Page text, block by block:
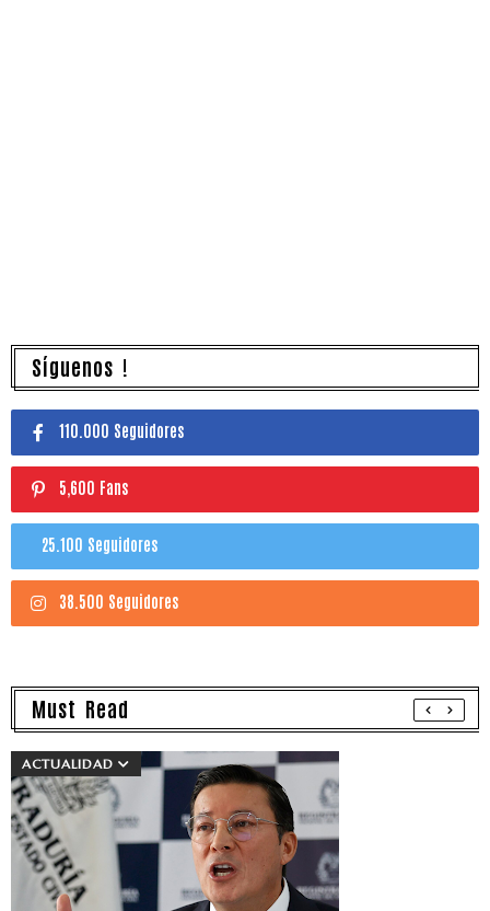
Síguenos !
110.000 Seguidores
5,600 Fans
25.100 Seguidores
38.500 Seguidores
Must Read
ACTUALIDAD